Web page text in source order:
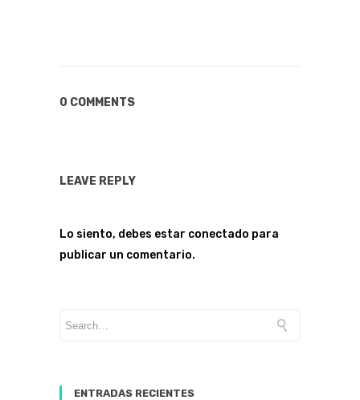
0 COMMENTS
LEAVE REPLY
Lo siento, debes estar conectado para
publicar un comentario.
ENTRADAS RECIENTES